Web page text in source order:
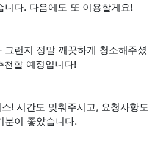
다. 다음에도 또 이용할게요!
그런지 정말 깨끗하게 청소해주셨
천할 예정입니다!
! 시간도 맞춰주시고, 요청사항도
분이 좋았습니다.